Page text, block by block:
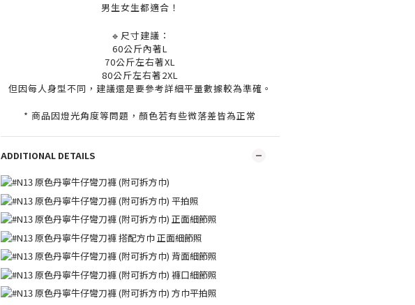
男生女生都適合！
🔹尺寸建議：
60公斤內著L
70公斤左右著XL
80公斤左右著2XL
但因每人身型不同，建議還是要參考詳細平量數據較為準確。
* 商品因燈光角度等問題，顏色若有些微落差皆為正常
ADDITIONAL DETAILS